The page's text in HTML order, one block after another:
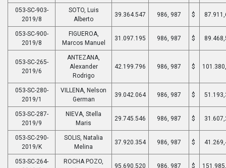
053-SC-903-
2019/8
SOTO, Luis
Alberto
39.364.547 986, 987 $
053-SC-900-
2019/8
FIGUEROA,
Marcos Manuel
31.097.195 986, 987 $
053-SC-265-
2019/6
ANTEZANA,
Alexander
Rodrigo
42.199.796 986, 987 $
053-SC-280-
2019/1
VILLENA, Nelson
German
39.042.064 986, 987 $
053-SC-287-
2019/9
NIEVA, Stella
Maris
29.745.546 986, 987 $
053-SC-290-
2019/K
SOLIS, Natalia
Melina
37.920.354 986, 987 $
053-SC-264-
ROCHA POZO,
95.690.520 986, 987 $